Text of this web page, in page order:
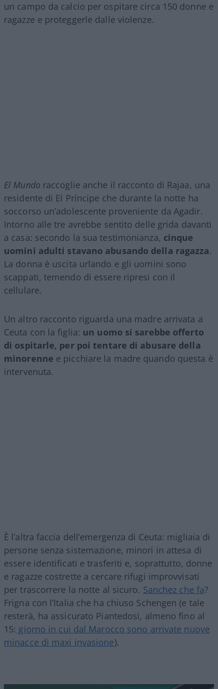
un campo da calcio per ospitare circa 150 donne e
ragazze e proteggerle dalle violenze.
El Mundo raccoglie anche il racconto di Rajaa, una
residente di El Príncipe che durante la notte ha
soccorso un’adolescente proveniente da Agadir.
Intorno alle tre avrebbe sentito delle grida davanti
a casa: secondo la sua testimonianza, cinque
uomini adulti stavano abusando della ragazza.
La donna è uscita urlando e gli uomini sono
scappati, temendo di essere ripresi con il
cellulare.
Un altro racconto riguarda una madre arrivata a
Ceuta con la figlia: un uomo si sarebbe offerto
di ospitarle, per poi tentare di abusare della
minorenne e picchiare la madre quando questa è
intervenuta.
È l’altra faccia dell’emergenza di Ceuta: migliaia di
persone senza sistemazione, minori in attesa di
essere identificati e trasferiti e, soprattutto, donne
e ragazze costrette a cercare rifugi improvvisati
per trascorrere la notte al sicuro. Sanchez che fa?
Frigna con l’Italia che ha chiuso Schengen (e tale
resterà, ha assicurato Piantedosi, almeno fino al
15: giorno in cui dal Marocco sono arrivate nuove
minacce di maxi invasione).